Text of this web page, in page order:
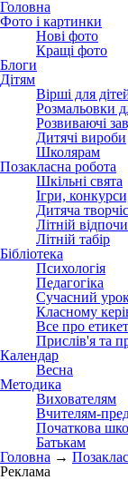
Головна
Фото і картинки
Нові фото
Кращі фото
Блоги
Дітям
Вірші для
Розмальовки
Розвиваючі
Дитячі вироби
Школярам
Позакласна робота
Шкільні свята
Ігри,
Дитяча
Літній
Літній табір
Бібліотека
Психологія
Педагогіка
Сучасний
Класному
Все про етикет
Прислів'я та
Календар
Весна
Методика
Вихователям
Вчителям-
Початкова
Батькам
Головна →
Реклама